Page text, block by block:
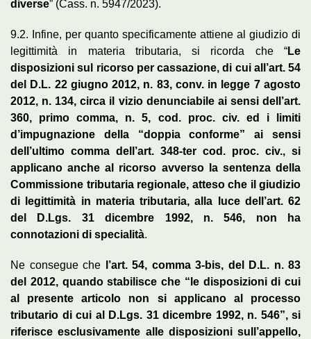
diverse” (Cass. n. 5947/2023).
9.2. Infine, per quanto specificamente attiene al giudizio di
legittimità in materia tributaria, si ricorda che “Le
disposizioni sul ricorso per cassazione, di cui all’art. 54
del D.L. 22 giugno 2012, n. 83, conv. in legge 7 agosto
2012, n. 134, circa il vizio denunciabile ai sensi dell’art.
360, primo comma, n. 5, cod. proc. civ. ed i limiti
d’impugnazione della “doppia conforme” ai sensi
dell’ultimo comma dell’art. 348-ter cod. proc. civ., si
applicano anche al ricorso avverso la sentenza della
Commissione tributaria regionale, atteso che il giudizio
di legittimità in materia tributaria, alla luce dell’art. 62
del D.Lgs. 31 dicembre 1992, n. 546, non ha
connotazioni di specialità.
Ne consegue che
l’art. 54, comma 3-bis, del D.L. n. 83
del 2012, quando stabilisce che “le disposizioni di cui
al presente articolo non si applicano al processo
tributario di cui al D.Lgs. 31 dicembre 1992, n. 546”, si
riferisce esclusivamente alle disposizioni sull’appello,